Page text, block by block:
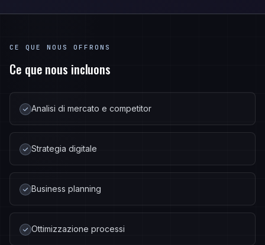
CE QUE NOUS OFFRONS
Ce que nous incluons
Analisi di mercato e competitor
Strategia digitale
Business planning
Ottimizzazione processi